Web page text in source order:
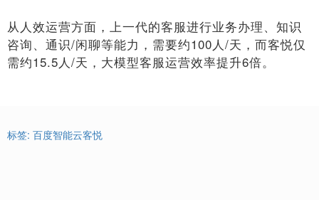
从人效运营方面，上一代的客服进行业务办理、知识
咨询、通识/闲聊等能力，需要约100人/天，而客悦仅
需约15.5人/天，大模型客服运营效率提升6倍。
标签: 百度智能云客悦